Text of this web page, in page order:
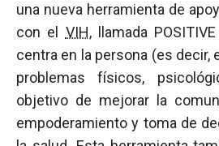
una nueva herramienta de
con el VIH, llamada
centra en la persona (es decir,
problemas físicos,
objetivo de mejorar la
empoderamiento y toma de